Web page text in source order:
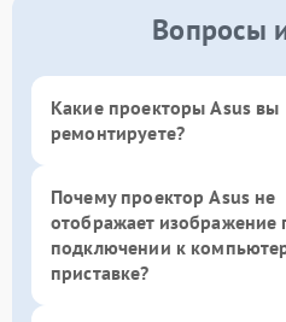
Вопросы
Какие проекторы Asus вы
ремонтируете?
Почему проектор Asus не
отображает изображение
подключении к
приставке?